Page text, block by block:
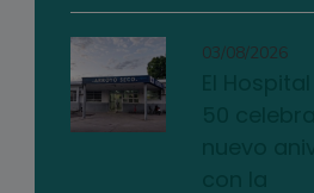
03/08/2026